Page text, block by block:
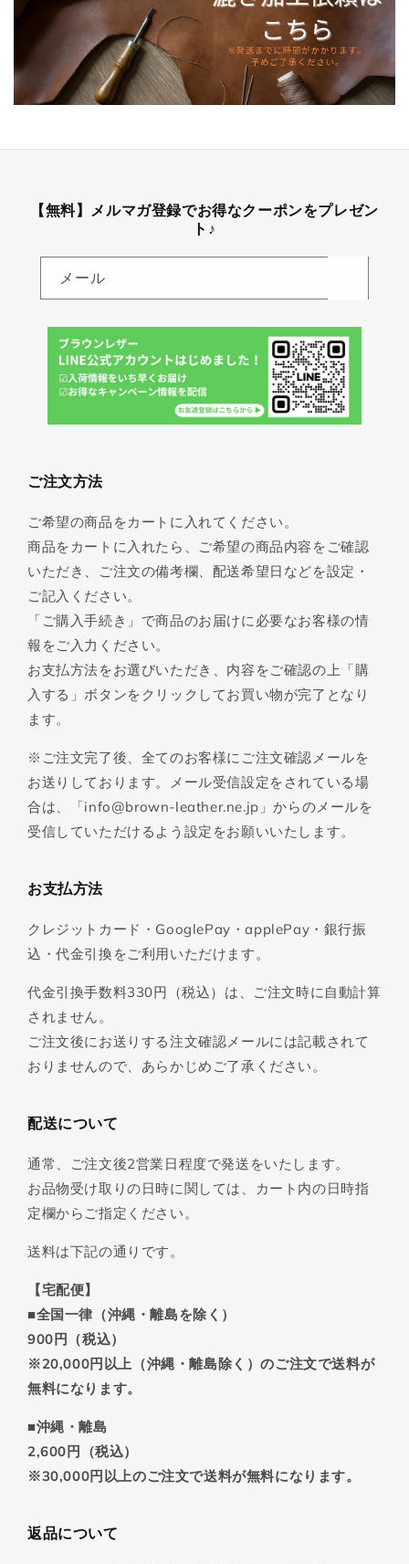
【無料】メルマガ登録でお得なクーポンをプレゼン
ト♪
メール
ご注文方法
ご希望の商品をカートに入れてください。
商品をカートに入れたら、ご希望の商品内容をご確認
いただき、ご注文の備考欄、配送希望日などを設定・
ご記入ください。
「ご購入手続き」で商品のお届けに必要なお客様の情
報をご入力ください。
お支払方法をお選びいただき、内容をご確認の上「購
入する」ボタンをクリックしてお買い物が完了となり
ます。
※ご注文完了後、全てのお客様にご注文確認メールを
お送りしております。メール受信設定をされている場
合は、「info@brown-leather.ne.jp」からのメールを
受信していただけるよう設定をお願いいたします。
お支払方法
クレジットカード・GooglePay・applePay・銀行振
込・代金引換をご利用いただけます。
代金引換手数料330円（税込）は、ご注文時に自動計算
されません。
ご注文後にお送りする注文確認メールには記載されて
おりませんので、あらかじめご了承ください。
配送について
通常、ご注文後2営業日程度で発送をいたします。
お品物受け取りの日時に関しては、カート内の日時指
定欄からご指定ください。
送料は下記の通りです。
【宅配便】
■全国一律（沖縄・離島を除く）
900円（税込）
※20,000円以上（沖縄・離島除く）のご注文で送料が
無料になります。
■沖縄・離島
2,600円（税込）
※30,000円以上のご注文で送料が無料になります。
返品について